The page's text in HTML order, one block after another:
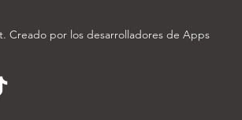
Creado por los desarrolladores de Apps